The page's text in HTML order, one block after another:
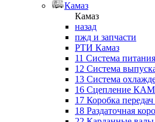
Камаз
Камаз
назад
пжд и запчасти
РТИ Камаз
11 Система
12 Система
13 Система
16 Сцепление
17 Коробка
18 Раздаточная